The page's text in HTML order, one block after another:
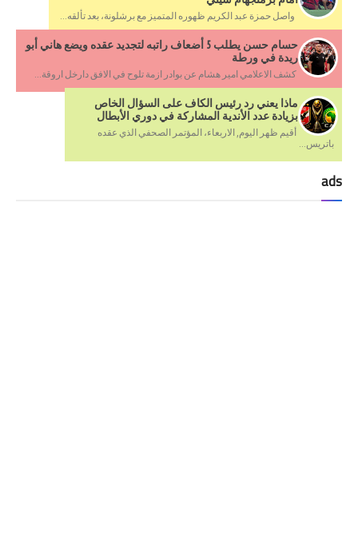
واصل حمزة عبد الكريم ظهوره المتميز مع برشلونة، بعد تألقه...
حسام حسن يطلب 5 أضعاف راتبه لتجديد عقده ويضع هاني أبو
ريدة في ورطة
كشف الاعلامي امير هشام عن بوادر ازمة تلوح في الافق دارخل اروقة...
ماذا يعني رد رئيس الكاف على السؤال الخاص
بزيادة عدد الأندية المشاركة في دوري الأبطال
أقيم ظهر اليوم, الاربعاء، المؤتمر الصحفي الذي عقده
باتريس...
ads